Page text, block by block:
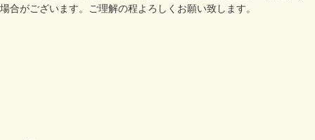
場合がございます。ご理解の程よろしくお願い致します。